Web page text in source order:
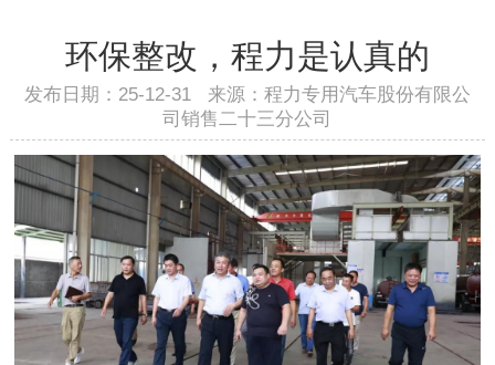
环保整改，程力是认真的
发布日期：25-12-31 来源：程力专用汽车股份有限公
司销售二十三分公司